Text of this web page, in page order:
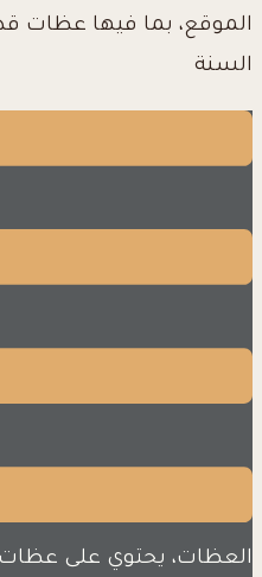
الموقع، بما فيها عظات
السنة
العظات، يحتوي على